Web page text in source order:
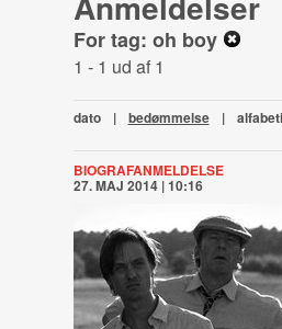
For tag: oh boy
1 - 1 ud af 1
dato | bedømmelse |
BIOGRAFANMELDELSE
27. MAJ 2014 | 10:16